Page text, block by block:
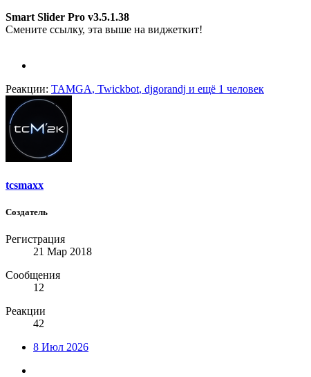
Smart Slider Pro v3.5.1.38
Смените ссылку, эта выше на виджеткит!
Реакции: TAMGA, Twickbot, djgorandj и ещё 1 человек
tcsmaxx
Создатель
Регистрация
21 Мар 2018
Сообщения
12
Реакции
42
8 Июл 2026